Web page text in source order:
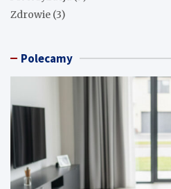
Zdrowie (3)
Polecamy